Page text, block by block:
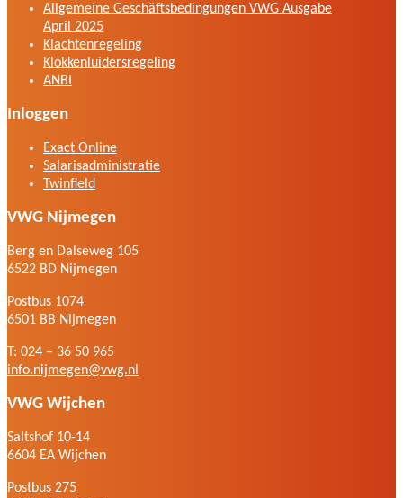
Allgemeine Geschäftsbedingungen VWG Ausgabe
April 2025
Klachtenregeling
Klokkenluidersregeling
ANBI
Inloggen
Exact Online
Salarisadministratie
Twinfield
VWG Nijmegen
Berg en Dalseweg 105
6522 BD Nijmegen
Postbus 1074
6501 BB Nijmegen
T: 024 – 36 50 965
info.nijmegen@vwg.nl
VWG Wijchen
Saltshof 10-14
6604 EA Wijchen
Postbus 275